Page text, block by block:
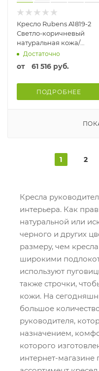
Кресло Rubens A1819-2
Светло-коричневый
натуральная кожа/
экокожа
Достаточно
от 61 516 руб.
ПОДРОБНЕЕ
1 2
Кресла
интерьера. Как
натуральной или
черного и других
размеру, чем
широкими
используют
также строчки,
кожи. На
большое
руководителя,
назначением,
которого
интернет-